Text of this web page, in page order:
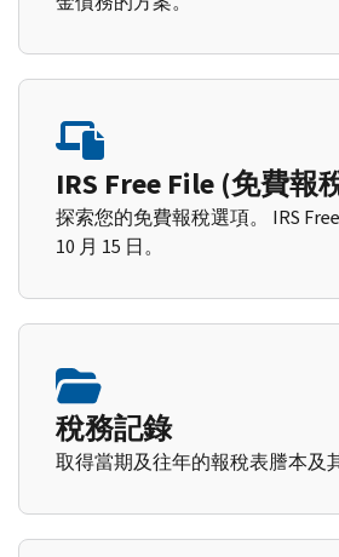
IRS Free File (免費報
探索您的免費報稅選項。 IRS
10 月 15 日。
稅務記錄
取得當期及往年的報稅表謄本及